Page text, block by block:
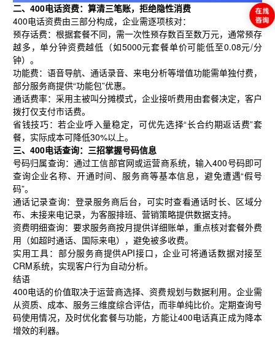
二、400电话资费：算清三笔账，拒绝隐性消费
400电话资费由三部分构成，企业需逐项核对：
预存话费：根据套餐不同，需一次性预存数百至数万元，通常预存
越多，单分钟资费越低（如5000元套餐单价可能低至0.08元/分
钟）。
功能费：语音导航、通话录音、来电分析等增值功能需单独付费，
部分服务商提供“功能包”优惠。
通话费率：采用主被叫分摊模式，企业接听费用由套餐决定，客户
拨打仅支付市话费。
省钱技巧：若企业呼入量稳定，可优先选择“长合约期返话费”套
餐，实际成本可降低30%以上。
三、400电话查询：三招掌握号码信息
号码归属查询：通过工信部官网或运营商系统，输入400号码即可
查询企业名称、开通时间、服务商等基本信息，避免遭遇“假号
码”。
通话记录查询：登录服务商后台，可实时查看通话时长、区域分
布、未接来电记录，为客服排班、营销策略提供数据支持。
资费明细查询：要求服务商按月提供详细账单，重点核对套餐外费
用（如超时通话、国际来电），避免被多收费。
实用工具：部分服务商提供API接口，企业可将通话数据对接至
CRM系统，实现客户行为自动分析。
结语
400电话的价值取决于运营商选择、资费规划与数据利用。企业需
从资质、成本、服务三维度综合评估，而非单纯比价。定期查询号
码使用情况，及时优化套餐与功能，方能让400电话真正成为降本
增效的利器。